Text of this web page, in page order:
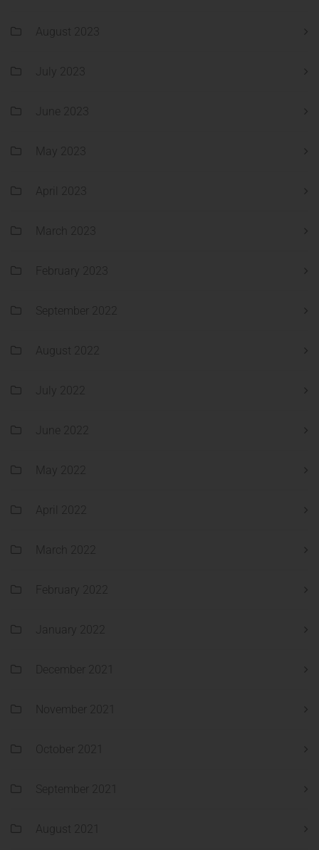
August 2023
July 2023
June 2023
May 2023
April 2023
March 2023
February 2023
September 2022
August 2022
July 2022
June 2022
May 2022
April 2022
March 2022
February 2022
January 2022
December 2021
November 2021
October 2021
September 2021
August 2021